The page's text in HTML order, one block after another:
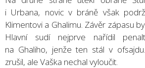
i Urbana, novic v bráně však
Klimentovi a Ghalimu. Závěr zápasu
Hlavní sudí nejprve nařídil
na Ghaliho, jenže ten stál v
zrušil, ale Vaška nechal vyloučit.